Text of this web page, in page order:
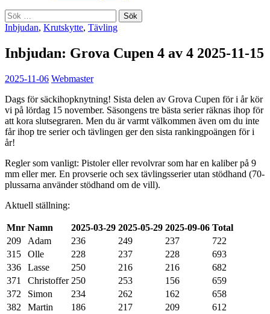
Sök
efter:
Inbjudan, Krutskytte, Tävling
Inbjudan: Grova Cupen 4 av 4 2025-11-15
2025-11-06 Webmaster
Dags för säckihopknytning! Sista delen av Grova Cupen för i år kör
vi på lördag 15 november. Säsongens tre bästa serier räknas ihop för
att kora slutsegraren. Men du är varmt välkommen även om du inte
får ihop tre serier och tävlingen ger den sista rankingpoängen för i
år!
Regler som vanligt: Pistoler eller revolvrar som har en kaliber på 9
mm eller mer. En provserie och sex tävlingsserier utan stödhand (70-
plussarna använder stödhand om de vill).
Aktuell ställning:
Mnr Namn 2025-03-29 2025-05-29 2025-09-06 Total
209
Adam 236 249 237
722
315
Olle 228 237 228
693
336
Lasse 250 216 216
682
371
Christoffer 250 253 156
659
372
Simon 234 262 162
658
382
Martin 186 217 209
612